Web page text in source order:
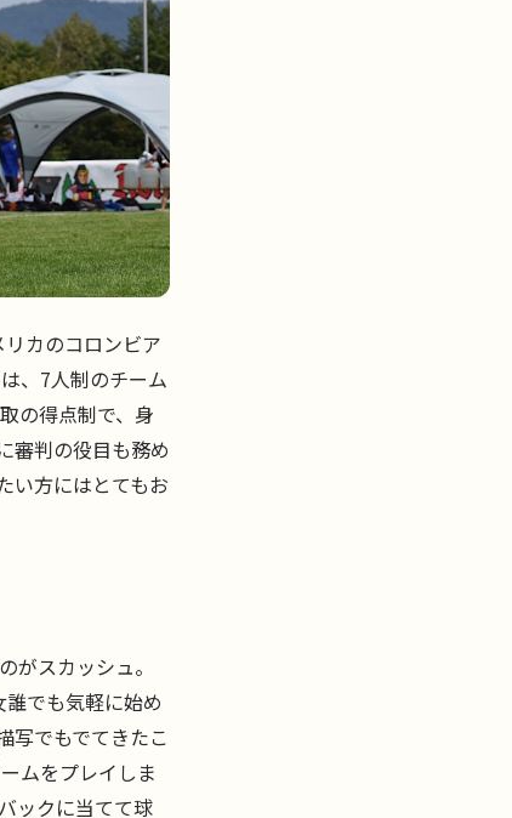
カのコロンビア
、7人制のチーム
の得点制で、身
審判の役目も務め
い方にはとてもお
がスカッシュ。
でも気軽に始め
写でもでてきたこ
ムをプレイしま
ックに当てて球